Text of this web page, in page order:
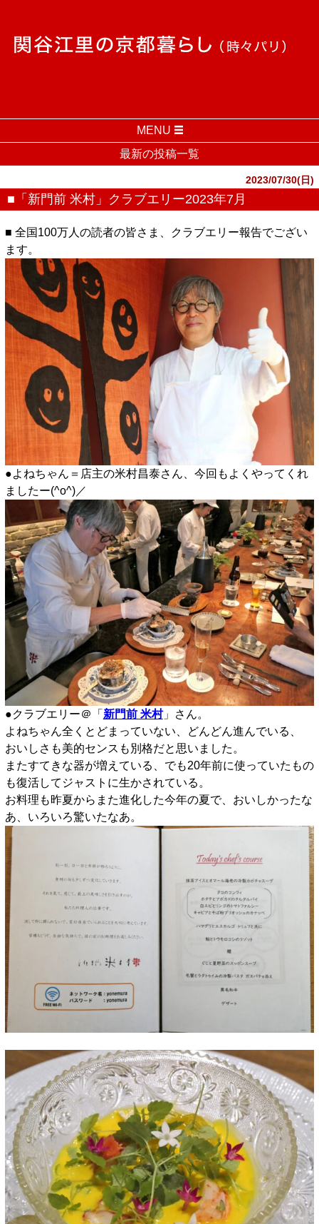
MENU
最新の投稿一覧
2023/07/30(日)
■「新門前 米村」クラブエリー2023年7月
■ 全国100万人の読者の皆さま、クラブエリー報告でござい
ます。
●よねちゃん＝店主の米村昌泰さん、今回もよくやってくれ
ましたー(^o^)／
●クラブエリー＠「 新門前 米村」さん。
よねちゃん全くとどまっていない、どんどん進んでいる、
おいしさも美的センスも別格だと思いました。
またすてきな器が増えている、でも20年前に使っていたもの
も復活してジャストに生かされている。
お料理も昨夏からまた進化した今年の夏で、おいしかったな
あ、いろいろ驚いたなあ。